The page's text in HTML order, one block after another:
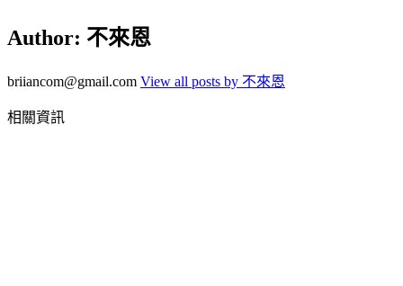
Author: 不來恩
briiancom@gmail.com View all posts by 不來恩
相關資訊